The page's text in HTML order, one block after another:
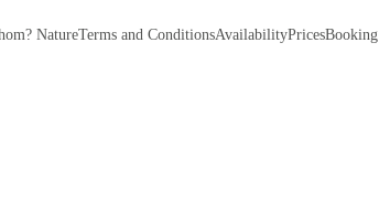
NatureTerms and ConditionsAvailabilityPricesBooking